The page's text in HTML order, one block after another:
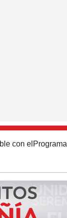
con el Programa